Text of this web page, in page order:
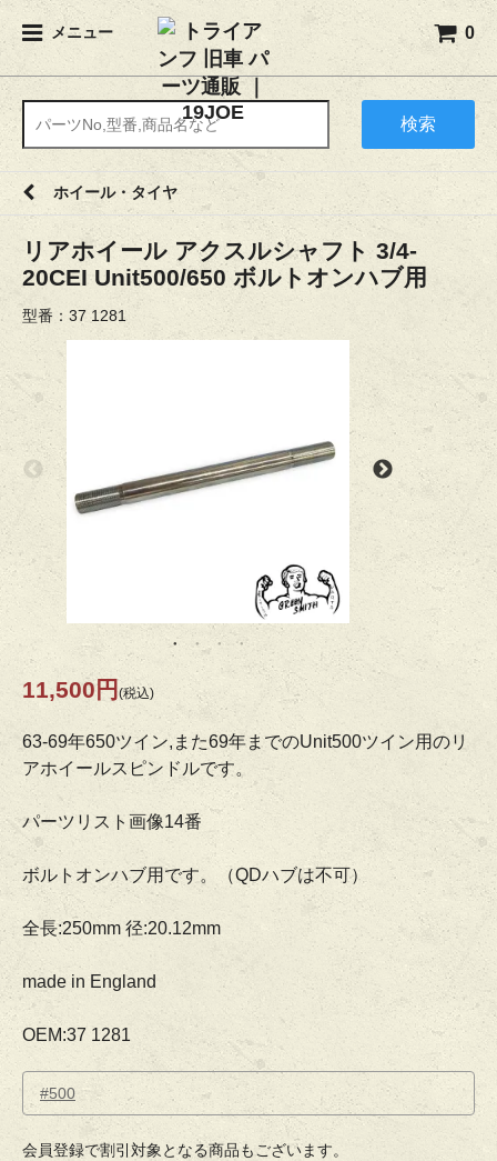
メニュー 0
検索
ホイール・タイヤ
リアホイール アクスルシャフト 3/4-
20CEI Unit500/650 ボルトオンハブ用
型番：37 1281
11,500円 (税込)
63-69年650ツイン,また69年までのUnit500ツイン用のリ
アホイールスピンドルです。
パーツリスト画像14番
ボルトオンハブ用です。（QDハブは不可）
全長:250mm 径:20.12mm
made in England
OEM:37 1281
#500
会員登録で割引対象となる商品もございます。